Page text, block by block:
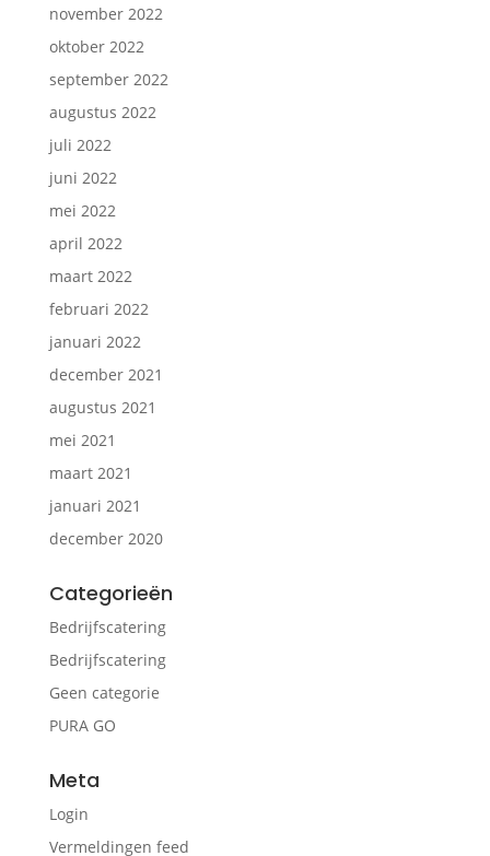
november 2022
oktober 2022
september 2022
augustus 2022
juli 2022
juni 2022
mei 2022
april 2022
maart 2022
februari 2022
januari 2022
december 2021
augustus 2021
mei 2021
maart 2021
januari 2021
december 2020
Categorieën
Bedrijfscatering
Bedrijfscatering
Geen categorie
PURA GO
Meta
Login
Vermeldingen feed